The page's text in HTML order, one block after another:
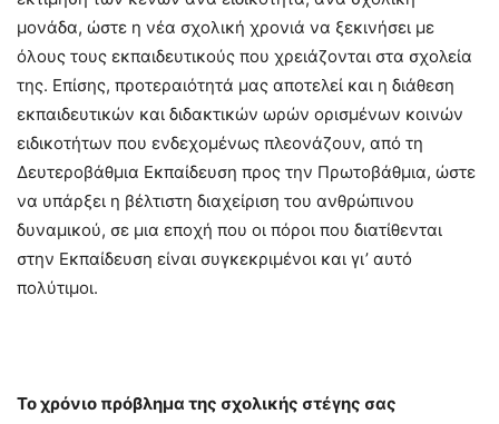
μονάδα, ώστε η νέα σχολική χρονιά να ξεκινήσει με
όλους τους εκπαιδευτικούς που χρειάζονται στα σχολεία
της. Επίσης, προτεραιότητά μας αποτελεί και η διάθεση
εκπαιδευτικών και διδακτικών ωρών ορισμένων κοινών
ειδικοτήτων που ενδεχομένως πλεονάζουν, από τη
Δευτεροβάθμια Εκπαίδευση προς την Πρωτοβάθμια, ώστε
να υπάρξει η βέλτιστη διαχείριση του ανθρώπινου
δυναμικού, σε μια εποχή που οι πόροι που διατίθενται
στην Εκπαίδευση είναι συγκεκριμένοι και γι’ αυτό
πολύτιμοι.
Το χρόνιο πρόβλημα της σχολικής στέγης σας